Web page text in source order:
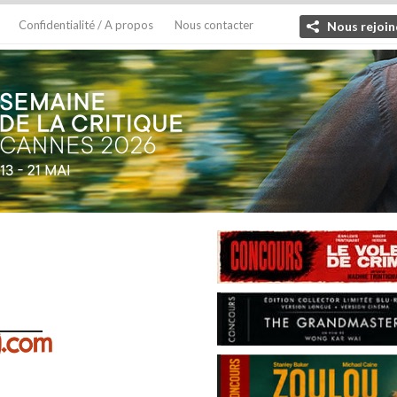
Confidentialité / A propos Nous contacter Nous